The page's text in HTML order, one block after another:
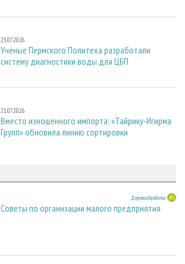
23.07.2026
Ученые Пермского Политеха разработали
систему диагностики воды для ЦБП
21.07.2026
Вместо изношенного импорта: «Тайрику-Игирма
Групп» обновила линию сортировки
Деревообработка
Советы по организации малого предприятия